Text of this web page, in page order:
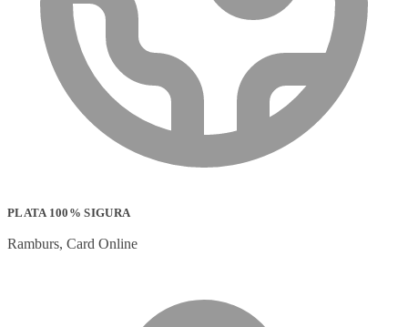
PLATA 100% SIGURA
Ramburs, Card Online